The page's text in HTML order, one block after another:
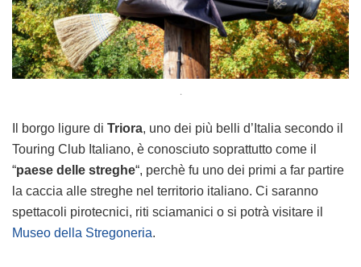
.
Il borgo ligure di Triora, uno dei più belli d’Italia secondo il
Touring Club Italiano, è conosciuto soprattutto come il
“paese delle streghe“, perchè fu uno dei primi a far partire
la caccia alle streghe nel territorio italiano. Ci saranno
spettacoli pirotecnici, riti sciamanici o si potrà visitare il
Museo della Stregoneria.